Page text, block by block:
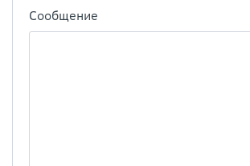
Сообщение